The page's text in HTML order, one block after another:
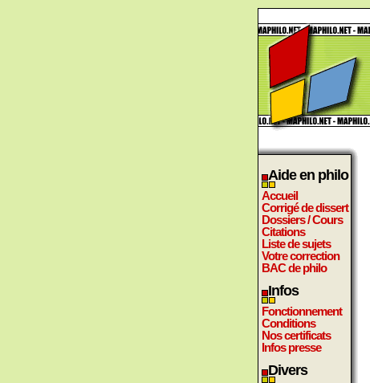
Aide en philo
Accueil
Corrigé de dissert
Dossiers / Cours
Citations
Liste de sujets
Votre correction
BAC de philo
Infos
Fonctionnement
Conditions
Nos certificats
Infos presse
Divers